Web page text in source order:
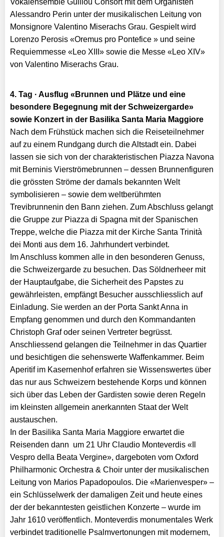
Vokalensemble Guillou Consort mit dem Organisten
Alessandro Perin unter der musikalischen Leitung von
Monsignore Valentino Miserachs Grau. Gespielt wird
Lorenzo Perosis «Oremus pro Pontefice » und seine
Requiemmesse «Leo XIII» sowie die Messe «Leo XIV»
von Valentino Miserachs Grau.
4. Tag · Ausflug «Brunnen und Plätze und eine
besondere Begegnung mit der Schweizergarde»
sowie Konzert in der Basilika Santa Maria Maggiore
Nach dem Frühstück machen sich die Reiseteilnehmer
auf zu einem Rundgang durch die Altstadt ein. Dabei
lassen sie sich von der charakteristischen Piazza Navona
mit Berninis Vierströmebrunnen – dessen Brunnenfiguren
die grössten Ströme der damals bekannten Welt
symbolisieren – sowie dem weltberühmten
Trevibrunnenin den Bann ziehen. Zum Abschluss gelangt
die Gruppe zur Piazza di Spagna mit der Spanischen
Treppe, welche die Piazza mit der Kirche Santa Trinità
dei Monti aus dem 16. Jahrhundert verbindet.
Im Anschluss kommen alle in den besonderen Genuss,
die Schweizergarde zu besuchen. Das Söldnerheer mit
der Hauptaufgabe, die Sicherheit des Papstes zu
gewährleisten, empfängt Besucher ausschliesslich auf
Einladung. Sie werden an der Porta Sankt Anna in
Empfang genommen und durch den Kommandanten
Christoph Graf oder seinen Vertreter begrüsst.
Anschliessend gelangen die Teilnehmer in das Quartier
und besichtigen die sehenswerte Waffenkammer. Beim
Aperitif im Kasernenhof erfahren sie Wissenswertes über
das nur aus Schweizern bestehende Korps und können
sich über das Leben der Gardisten sowie deren Regeln
im kleinsten allgemein anerkannten Staat der Welt
austauschen.
In der Basilika Santa Maria Maggiore erwartet die
Reisenden dann um 21 Uhr Claudio Monteverdis «Il
Vespro della Beata Vergine», dargeboten vom Oxford
Philharmonic Orchestra & Choir unter der musikalischen
Leitung von Marios Papadopoulos. Die «Marienvesper» –
ein Schlüsselwerk der damaligen Zeit und heute eines
der der bekanntesten geistlichen Konzerte – wurde im
Jahr 1610 veröffentlich. Monteverdis monumentales Werk
verbindet traditionelle Psalmvertonungen mit modernem,